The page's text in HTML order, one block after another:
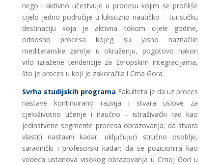
nego i aktivno učestvuje u procesu kojim se profiliše
cijelo jedno područije u luksuzno nautičko – turističku
destinaciju koja je aktivna tokom cijele godine,
odnosno procesa kojeg su jasno naznačile
mediteranske zemlje u okruženju, pogotovo nakon
vrlo izražene tendencije za Evropskim integracijama,
što je proces u koji je zakoračila i Crna Gora.
Svrha studijskih programa Fakulteta je da uz proces
nastave kontinuirano razvija i stvara uslove za
cjeloživotno učenje i naučno – istraživački rad kao
jedinstvene segmente procesa obrazovanja; da stvara
vlastiti nastavni kadar, uključujući stručno osoblje,
saradnički i profesorski kadar; da se pozicionira kao
vodeća ustanova visokog obrazovanja u Crnoj Gori u